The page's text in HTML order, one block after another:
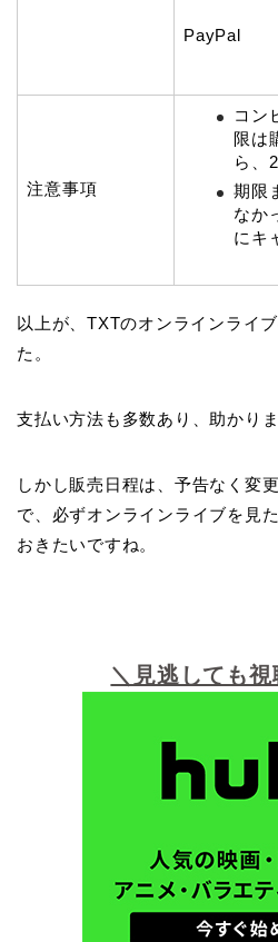
PayPal
注意事項
コン
限は
ら、
期限
なか
にキ
以上が、TXTのオンラインライ
た。
支払い方法も多数あり、助かりま
しかし販売日程は、予告なく変
で、必ずオンラインライブを見
おきたいですね。
＼見逃しても視